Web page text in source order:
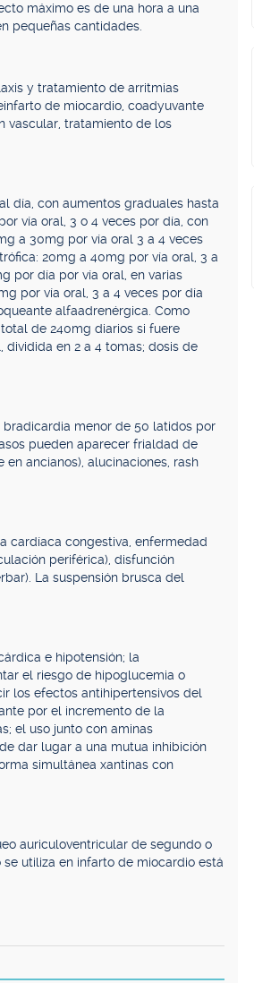
máximo es de una hora a una
pequeñas cantidades.
y tratamiento de arritmias
de miocardio, coadyuvante
vascular, tratamiento de los
día, con aumentos graduales hasta
vía oral, 3 o 4 veces por día, con
a 30mg por vía oral 3 a 4 veces
20mg a 40mg por vía oral, 3 a
por día por vía oral, en varias
por vía oral, 3 a 4 veces por día
alfaadrenérgica. Como
de 240mg diarios si fuere
en 2 a 4 tomas; dosis de
menor de 50 latidos por
pueden aparecer frialdad de
ancianos), alucinaciones, rash
cardíaca congestiva, enfermedad
periférica), disfunción
La suspensión brusca del
e hipotensión; la
el riesgo de hipoglucemia o
los efectos antihipertensivos del
por el incremento de la
el uso junto con aminas
dar lugar a una mutua inhibición
simultánea xantinas con
auriculoventricular de segundo o
utiliza en infarto de miocardio está